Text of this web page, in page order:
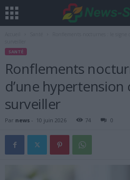
SANTÉ
Ronflements
d’une hypertension
surveiller
Par news - 10 juin 2026 74 0